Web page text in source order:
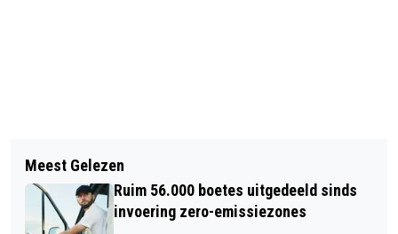
DEURBELCAMERA MOET WORDEN
VERWIJDERD IN VERBAND MET
PRIVACY VAN BUREN
VERTROUWD VERHUIZEN IN DE REGIO
AMSTERDAM
Meest Gelezen
Ruim 56.000 boetes uitgedeeld sinds
invoering zero-emissiezones